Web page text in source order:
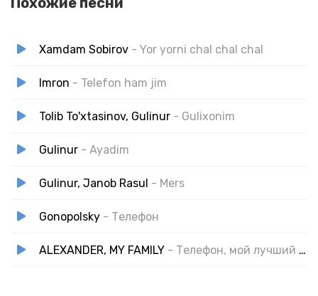
Xamdam Sobirov - Yor yorni chal chal chal
Imron - Telefon ham jim
Tolib To'xtasinov, Gulinur - Gulixonim
Gulinur - Ayadim
Gulinur, Janob Rasul - Mers
Gonopolsky - Телефон
ALEXANDER, MY FAMILY - Телефон, мой лучший друг